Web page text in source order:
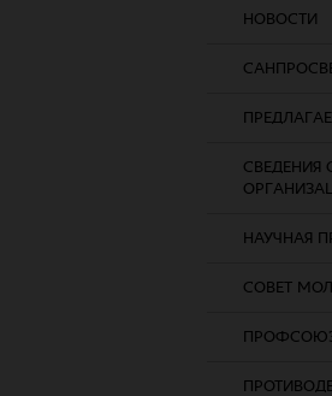
НОВОСТИ
СВЕДЕНИЯ
НАУЧНАЯ
СОВЕТ